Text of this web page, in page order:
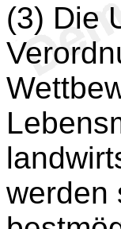
(3) Die
werden